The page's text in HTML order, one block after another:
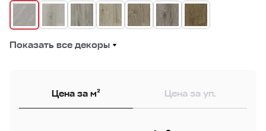
Показать все декоры
Цена за м² Цена за уп.